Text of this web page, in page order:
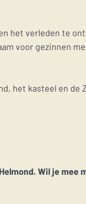
het verleden te
voor gezinnen
het kasteel en de
Wil je mee